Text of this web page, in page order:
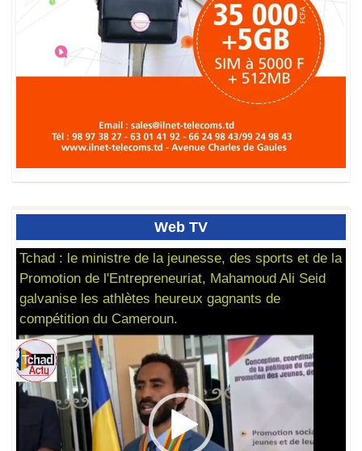
Web TV
Tchad : le ministre de la jeunesse, des sports et de la
Promotion de l'Entrepreneuriat, Mahamoud Ali Seid
galvanise les athlètes heureux gagnants de
compétition du Cameroun.